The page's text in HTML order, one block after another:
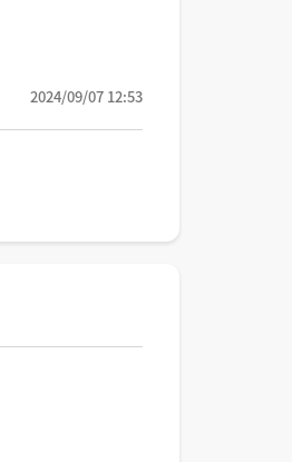
2024/09/07 12:53